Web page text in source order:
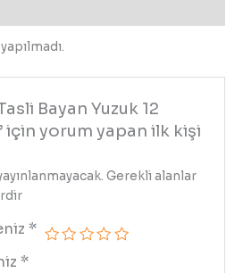
Bayan Yuzuk 12
için yorum yapan ilk kişi
Gerekli alanlar
*
*